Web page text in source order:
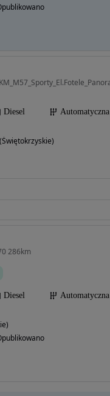
Diesel Automatyczna
286km
Diesel Automatyczna